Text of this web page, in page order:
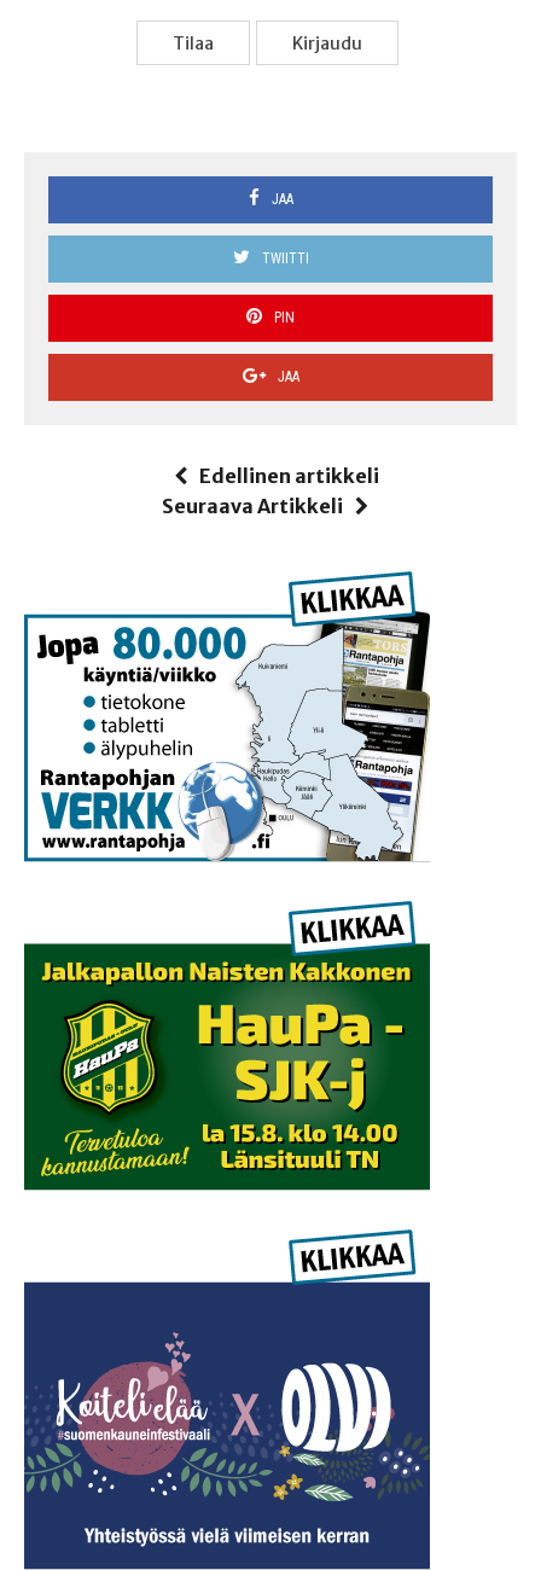
Tilaa Kir­jau­du
JAA
TWIITTI
PIN
JAA
Edellinen artikkeli
Seuraava Artikkeli